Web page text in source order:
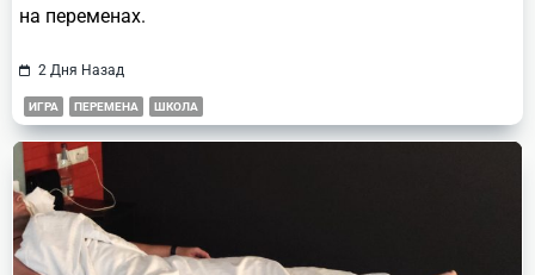
на переменах.
2 Дня Назад
ИГРА ПЕРЕМЕНА ШКОЛА